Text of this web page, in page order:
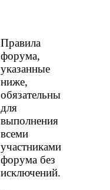
Правила
форума,
указанные
ниже,
обязательны
для
выполнения
всеми
участниками
форума без
исключений.